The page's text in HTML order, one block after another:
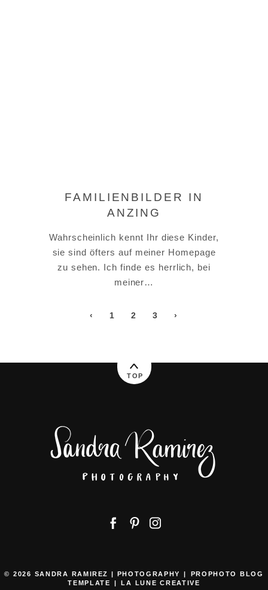
FAMILIENBILDER IN
ANZING
Wahrscheinlich kennt Ihr diese Kinder,
sie sind öfters auf meiner Homepage
zu sehen. Ich finde es herrlich, bei
meiner…
‹ 1 2 3 ›
TOP
© 2026 SANDRA RAMIREZ | PHOTOGRAPHY |
PROPHOTO BLOG
TEMPLATE
| LA LUNE CREATIVE